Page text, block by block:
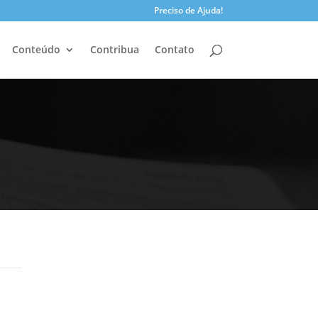
Preciso de Ajuda!
Conteúdo Contribua Contato